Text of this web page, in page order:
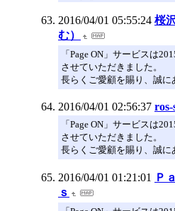
2016/04/01 05:55:24 桜
む）
「Page ON」サービスは
させていただきました。
長らくご愛顧を賜り、誠に
2016/04/01 02:56:37 ros-
「Page ON」サービスは
させていただきました。
長らくご愛顧を賜り、誠に
2016/04/01 01:21:01
Ｐ
ｓ